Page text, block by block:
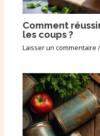
Comment
les coups ?
Laisser un commentaire